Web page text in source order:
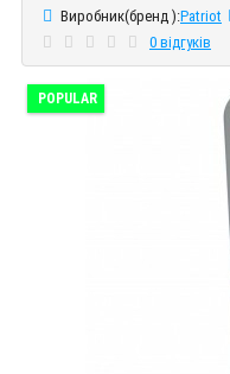
Виробник(бренд ):Patriot
0 відгуків
POPULAR